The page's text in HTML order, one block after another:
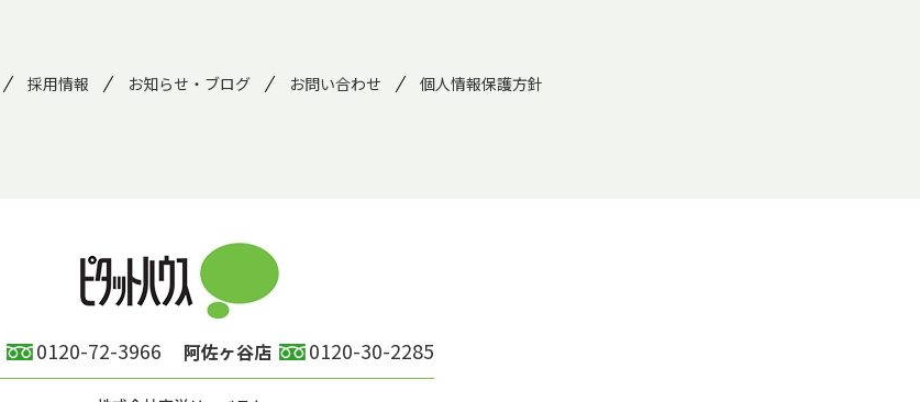
採用情報 お知らせ・ブログ お問い合わせ 個人情報保護方針
0120-72-3966 阿佐ヶ谷店 0120-30-2285